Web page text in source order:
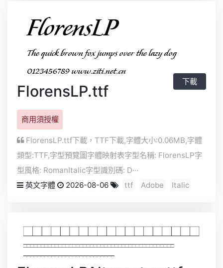
FlorensLP.ttf
下載
商用須授權
FlorensLP.ttf下載， TTF下載,字體大小:0.06MB,字體
類型:TTF,字型預覽圖字體映射表字型名稱: FlorensLP字
型風格: RomanItalic字型識別碼: D···
英文字體
2026-08-06 ttf Adobe Italic